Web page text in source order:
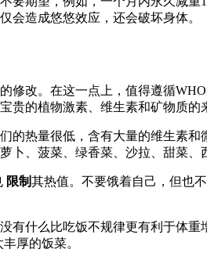
会造成悠悠效应，还会破坏身体。
修改。在这一点上，值得遵循
贵的植物激素、维生素和矿物质的
们的热量很低，含有大量的维生素
卜、菠菜、绿香菜、沙拉、甜菜
限制其热值。不要饿着自己，但也
有什么比吃饭不规律更有利于体
厚的饭菜。